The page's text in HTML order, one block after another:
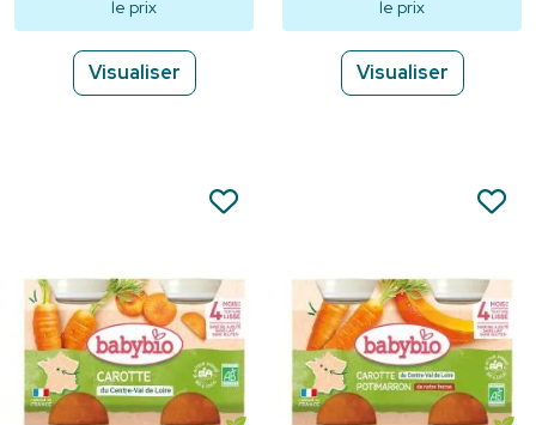
le prix
Visualiser
le prix
Visualiser